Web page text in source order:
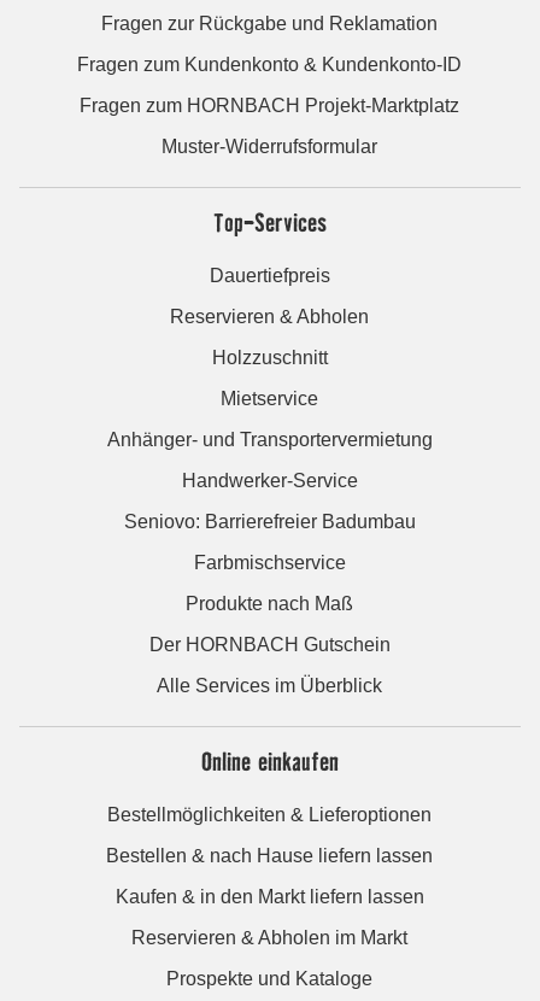
Fragen zur Rückgabe und Reklamation
Fragen zum Kundenkonto & Kundenkonto-ID
Fragen zum HORNBACH Projekt-Marktplatz
Muster-Widerrufsformular
Top-Services
Dauertiefpreis
Reservieren & Abholen
Holzzuschnitt
Mietservice
Anhänger- und Transportervermietung
Handwerker-Service
Seniovo: Barrierefreier Badumbau
Farbmischservice
Produkte nach Maß
Der HORNBACH Gutschein
Alle Services im Überblick
Online einkaufen
Bestellmöglichkeiten & Lieferoptionen
Bestellen & nach Hause liefern lassen
Kaufen & in den Markt liefern lassen
Reservieren & Abholen im Markt
Prospekte und Kataloge